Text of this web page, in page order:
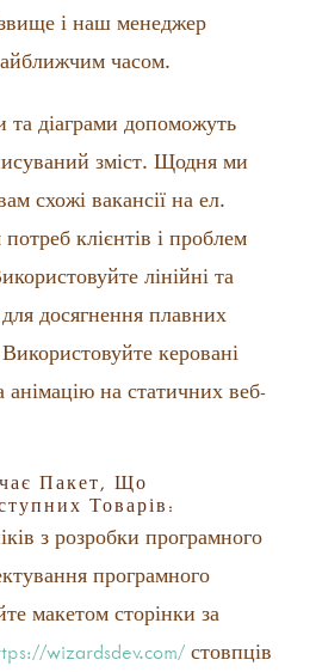
і наш менеджер
часом.
та діаграми допоможуть
зміст. Щодня ми
схожі вакансії на ел.
клієнтів і проблем
лінійні та
для досягнення плавних
керовані
анімацію на статичних веб-
Пакет, Що
Товарів:
з розробки програмного
програмного
макетом сторінки за
wizardsdev.com/ стовпців